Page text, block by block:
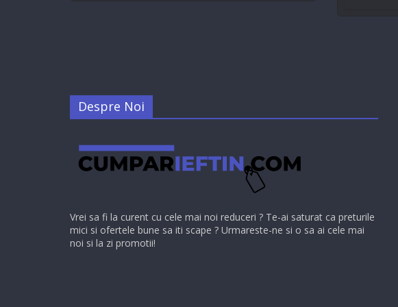
Despre Noi
Vrei sa fi la curent cu cele mai noi reduceri ? Te-ai saturat ca preturile
mici si ofertele bune sa iti scape ? Urmareste-ne si o sa ai cele mai
noi si la zi promotii!